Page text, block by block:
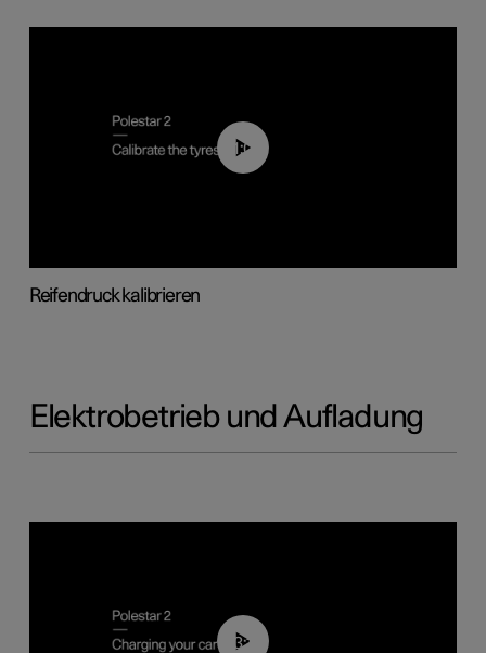
01:03
Reifendruck kalibrieren
Elektrobetrieb und Aufladung
03:14